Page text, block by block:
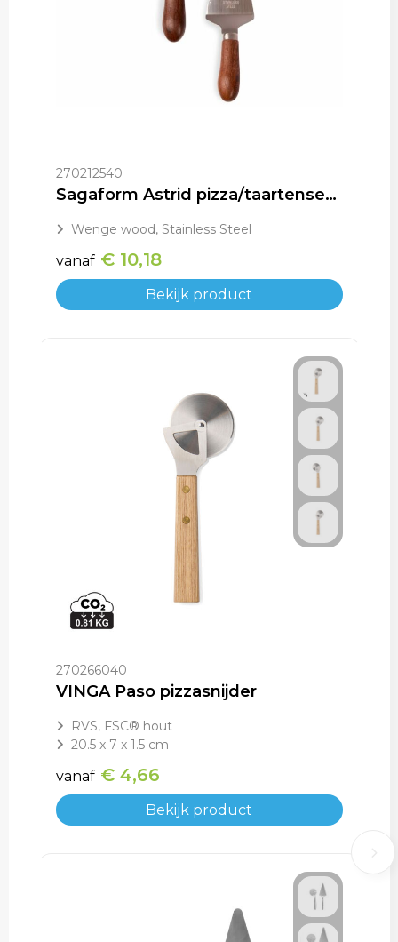
270212540
Sagaform Astrid pizza/taartenset 2 st.
Wenge wood, Stainless Steel
vanaf € 10,18
Bekijk product
270266040
VINGA Paso pizzasnijder
RVS, FSC® hout
20.5 x 7 x 1.5 cm
vanaf € 4,66
Bekijk product